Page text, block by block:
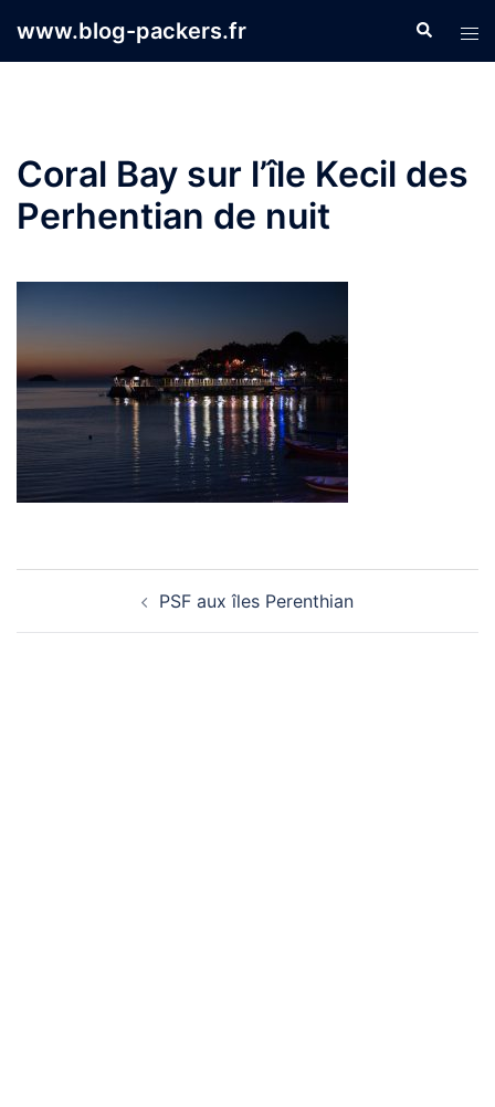
www.blog-packers.fr
le
Coral Bay sur l’île Kecil des
Perhentian de nuit
PSF aux îles Perenthian